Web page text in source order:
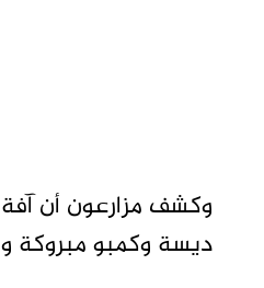
وكشف مزارعون أن
ديسة وكمبو مبروكة